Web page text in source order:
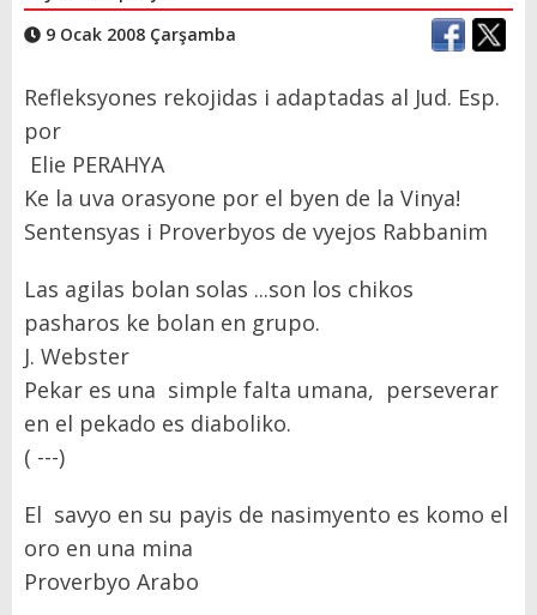
9 Ocak 2008 Çarşamba
Refleksyones rekojidas i adaptadas al Jud. Esp.
por
Elie PERAHYA
Ke la uva orasyone por el byen de la Vinya!
Sentensyas i Proverbyos de vyejos Rabbanim
Las agilas bolan solas ...son los chikos
pasharos ke bolan en grupo.
J. Webster
Pekar es una simple falta umana, perseverar
en el pekado es diaboliko.
( ---)
El savyo en su payis de nasimyento es komo el
oro en una mina
Proverbyo Arabo